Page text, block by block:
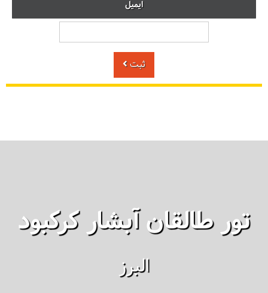
ایمیل
ثبت
تور طالقان آبشار کرکبود
البرز